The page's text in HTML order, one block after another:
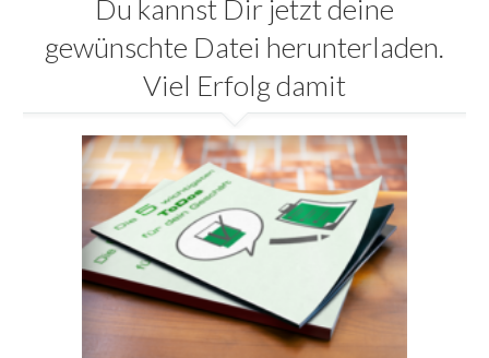
Du kannst Dir jetzt deine
gewünschte Datei herunterladen.
Viel Erfolg damit